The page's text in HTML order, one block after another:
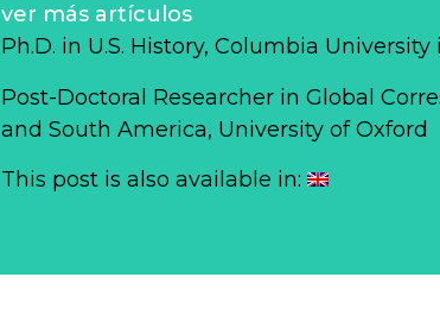
ver más artículos
Ph.D. in U.S. History, Columbia
Post-Doctoral Researcher in Global
and South America, University of Oxford
This post is also available in: